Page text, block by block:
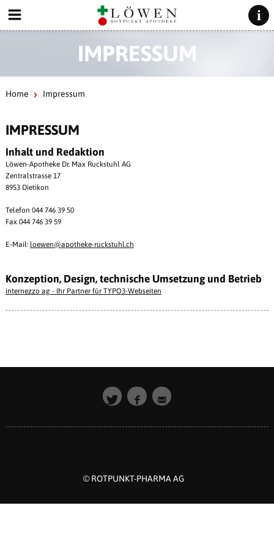
IMPRESSUM
Home Impressum
IMPRESSUM
Inhalt und Redaktion
Löwen-Apotheke Dr. Max Ruckstuhl AG
Zentralstrasse 17
8953 Dietikon
Telefon 044 746 39 50
Fax 044 746 39 59
E-Mail: loewen@apotheke-ruckstuhl.ch
Konzeption, Design, technische Umsetzung und Betrieb
internezzo ag - Ihr Partner für TYPO3-Webseiten
© ROTPUNKT-PHARMA AG